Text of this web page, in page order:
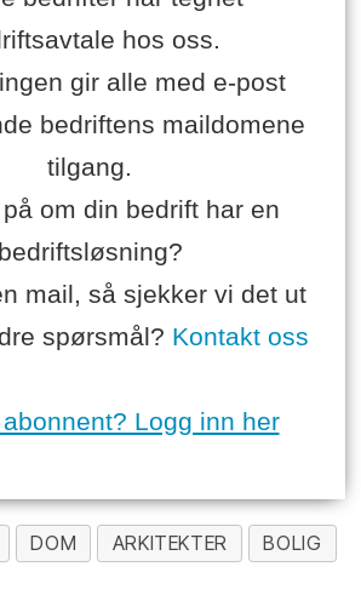
hos oss.
gir alle med e-post
bedriftens maildomene
tilgang.
om din bedrift har en
bedriftsløsning?
mail, så sjekker vi det ut
spørsmål? Kontakt oss
Logg inn her
DOM ARKITEKTER BOLIG